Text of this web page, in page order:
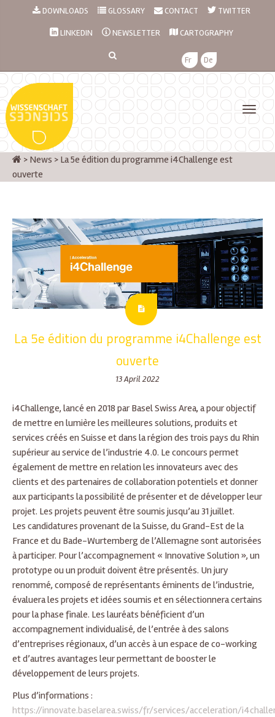
DOWNLOADS GLOSSARY CONTACT TWITTER
LINKEDIN NEWSLETTER CARTOGRAPHY
Fr De
> News > La 5e édition du programme i4Challenge est
ouverte
La 5e édition du programme i4Challenge est
ouverte
13 April 2022
i4Challenge, lancé en 2018 par Basel Swiss Area, a pour objectif
de mettre en lumière les meilleures solutions, produits et
services créés en Suisse et dans la région des trois pays du Rhin
supérieur au service de l’industrie 4.0. Le concours permet
également de mettre en relation les innovateurs avec des
clients et des partenaires de collaboration potentiels et donner
aux participants la possibilité de présenter et de développer leur
projet. Les projets peuvent être soumis jusqu’au 31 juillet.
Les candidatures provenant de la Suisse, du Grand-Est de la
France et du Bade-Wurtemberg de l’Allemagne sont autorisées
à participer. Pour l’accompagnement « Innovative Solution », un
prototype ou un produit doivent être présentés. Un jury
renommé, composé de représentants éminents de l’industrie,
évaluera les projets et idées soumis et en sélectionnera certains
pour la phase finale. Les lauréats bénéficient d’un
accompagnement individualisé, de l’entrée à des salons
d’entreprises régionaux, d’un accès à un espace de co-working
et d’autres avantages leur permettant de booster le
développement de leurs projets.
Plus d’informations :
https://innovate.baselarea.swiss/fr/services/acceleration/